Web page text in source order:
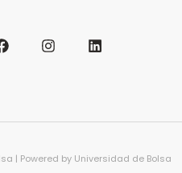
| Powered by Universidad de Bolsa